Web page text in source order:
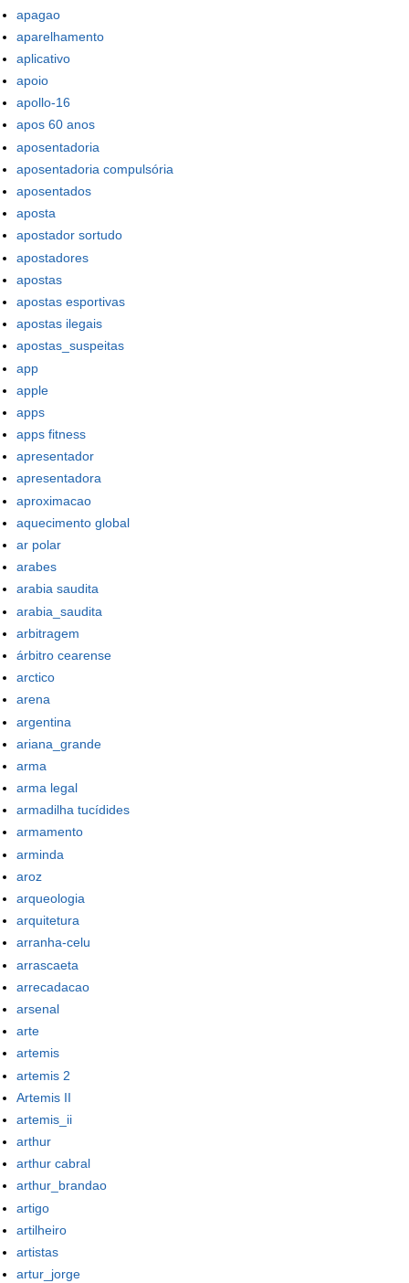
apagao
aparelhamento
aplicativo
apoio
apollo-16
apos 60 anos
aposentadoria
aposentadoria compulsória
aposentados
aposta
apostador sortudo
apostadores
apostas
apostas esportivas
apostas ilegais
apostas_suspeitas
app
apple
apps
apps fitness
apresentador
apresentadora
aproximacao
aquecimento global
ar polar
arabes
arabia saudita
arabia_saudita
arbitragem
árbitro cearense
arctico
arena
argentina
ariana_grande
arma
arma legal
armadilha tucídides
armamento
arminda
aroz
arqueologia
arquitetura
arranha-celu
arrascaeta
arrecadacao
arsenal
arte
artemis
artemis 2
Artemis II
artemis_ii
arthur
arthur cabral
arthur_brandao
artigo
artilheiro
artistas
artur_jorge